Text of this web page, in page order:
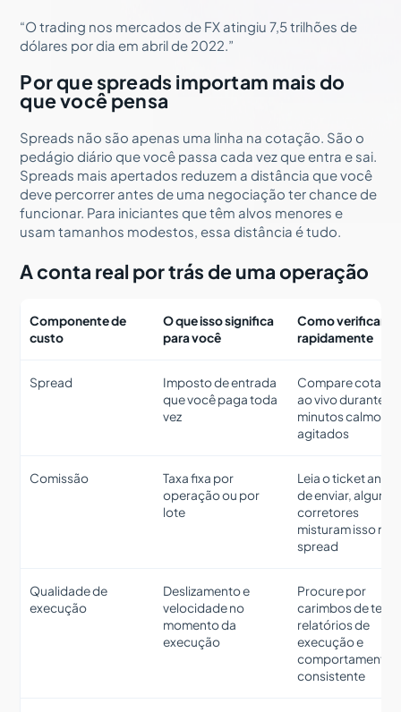
“O trading nos mercados de FX atingiu 7,5 trilhões de
dólares por dia em abril de 2022.”
Por que spreads importam mais do
que você pensa
Spreads não são apenas uma linha na cotação. São o
pedágio diário que você passa cada vez que entra e sai.
Spreads mais apertados reduzem a distância que você
deve percorrer antes de uma negociação ter chance de
funcionar. Para iniciantes que têm alvos menores e
usam tamanhos modestos, essa distância é tudo.
A conta real por trás de uma operação
Componente de
custo
O que isso significa
para você
Como verificar
rapidamente
Spread
Imposto de entrada
que você paga toda
vez
Compare
ao vivo durante
minutos calmos e
agitados
Comissão
Taxa fixa por
operação ou por
lote
Leia o ticket antes
de enviar, alguns
corretores
misturam isso no
spread
Qualidade de
execução
Deslizamento e
velocidade no
momento da
execução
Procure por
carimbos de
relatórios de
execução e
comportamento
consistente